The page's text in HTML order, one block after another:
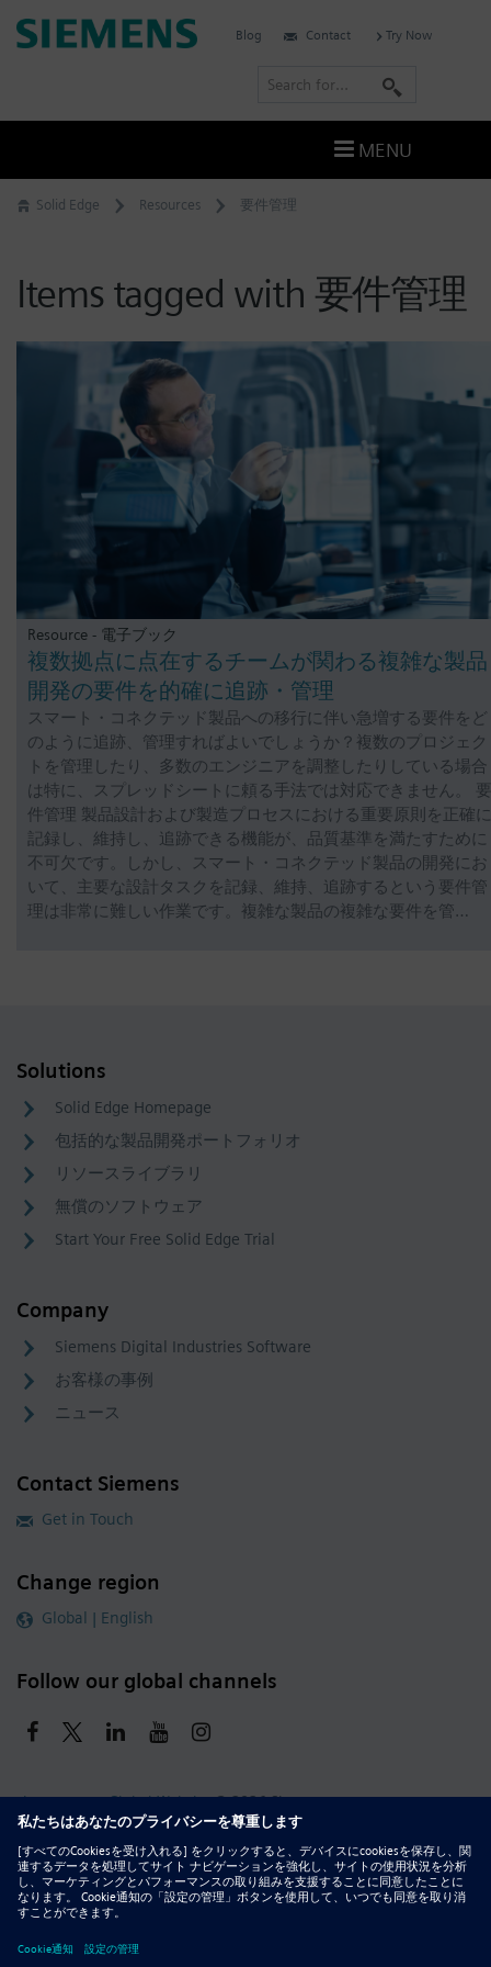
Skip
to
Solid Edge Resources 要件管理
Items tagged with 要件管理
Resource - 電子ブック
複数拠点に点在するチームが関わる複雑な製品
開発の要件を的確に追跡・管理
スマート・コネクテッド製品への移行に伴い急増する要件をど
のように追跡、管理すればよいでしょうか？複数のプロジェク
トを管理したり、多数のエンジニアを調整したりしている場合
は特に、スプレッドシートに頼る手法では対応できません。 要
件管理 製品設計および製造プロセスにおける重要原則を正確に
記録し、維持し、追跡できる機能が、品質基準を満たすために
不可欠です。しかし、スマート・コネクテッド製品の開発にお
いて、主要な設計タスクを記録、維持、追跡するという要件管
理は非常に難しい作業です。複雑な製品の複雑な要件を管…
Solutions
Solid Edge Homepage
包括的な製品開発ポートフォリオ
リソースライブラリ
無償のソフトウェア
Start Your Free Solid Edge Trial
Company
Siemens Digital Industries Software
お客様の事例
ニュース
Contact Siemens
Get in Touch
Change region
Global | English
Follow our global channels
siemens.com Global Website © 2026 Siemens
Whistleblowing
Corporate Information
DMCA
Privacy Notice
Terms of Use
Digital ID Report Piracy
Siemens
Blog Contact Try Now
r
c
MENU